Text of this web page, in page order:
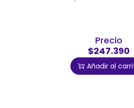
Precio
$247.390
Añadir al